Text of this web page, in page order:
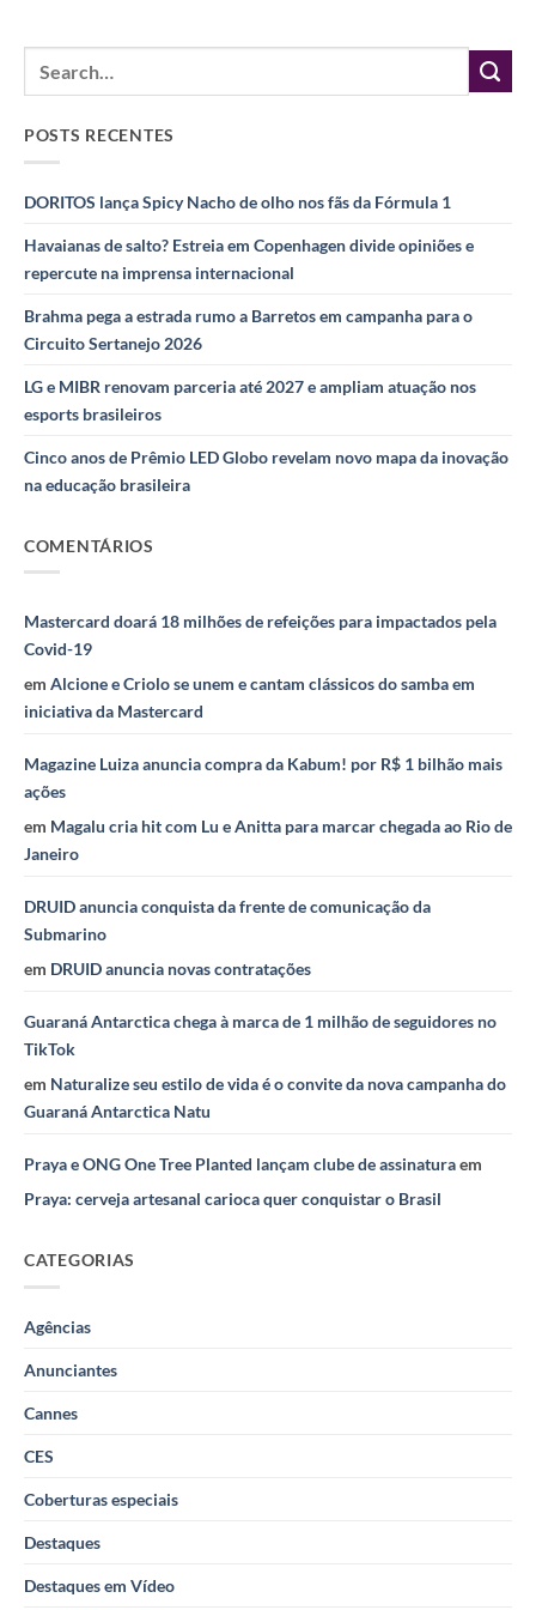
POSTS RECENTES
DORITOS lança Spicy Nacho de olho nos fãs da Fórmula 1
Havaianas de salto? Estreia em Copenhagen divide opiniões e
repercute na imprensa internacional
Brahma pega a estrada rumo a Barretos em campanha para o
Circuito Sertanejo 2026
LG e MIBR renovam parceria até 2027 e ampliam atuação nos
esports brasileiros
Cinco anos de Prêmio LED Globo revelam novo mapa da inovação
na educação brasileira
COMENTÁRIOS
Mastercard doará 18 milhões de refeições para impactados pela
Covid-19
em Alcione e Criolo se unem e cantam clássicos do samba em
iniciativa da Mastercard
Magazine Luiza anuncia compra da Kabum! por R$ 1 bilhão mais
ações
em Magalu cria hit com Lu e Anitta para marcar chegada ao Rio de
Janeiro
DRUID anuncia conquista da frente de comunicação da
Submarino
em DRUID anuncia novas contratações
Guaraná Antarctica chega à marca de 1 milhão de seguidores no
TikTok
em Naturalize seu estilo de vida é o convite da nova campanha do
Guaraná Antarctica Natu
Praya e ONG One Tree Planted lançam clube de assinaturaem
Praya: cerveja artesanal carioca quer conquistar o Brasil
CATEGORIAS
Agências
Anunciantes
Cannes
CES
Coberturas especiais
Destaques
Destaques em Vídeo